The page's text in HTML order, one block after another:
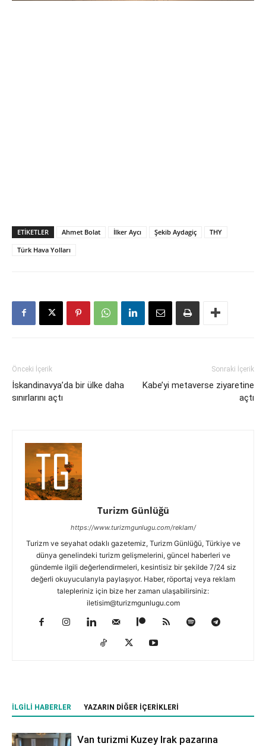
ETIKETLER Ahmet Bolat İlker Aycı Şekib Aydagiç
THY
Türk Hava Yolları
Önceki İçerik
İskandinavya’da bir ülke daha
sınırlarını açtı
Sonraki İçerik
Kabe’yi metaverse ziyaretine
açtı
Turizm Günlüğü
https://www.turizmgunlugu.com/reklam/
Turizm ve seyahat odaklı gazetemiz, Turizm Günlüğü, Türkiye ve
dünya genelindeki turizm gelişmelerini, güncel haberleri ve
gündemle ilgili değerlendirmeleri, kesintisiz bir şekilde 7/24 siz
değerli okuyucularıyla paylaşıyor. Haber, röportaj veya reklam
talepleriniz için bize her zaman ulaşabilirsiniz:
iletisim@turizmgunlugu.com
İLGILI HABERLER YAZARIN DIĞER İÇERIKLERI
Van turizmi Kuzey Irak pazarına